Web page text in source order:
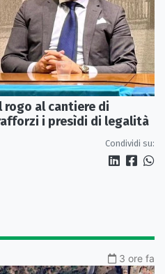
rogo al cantiere di
i presìdi di legalità
Condividi su:
3 ore fa